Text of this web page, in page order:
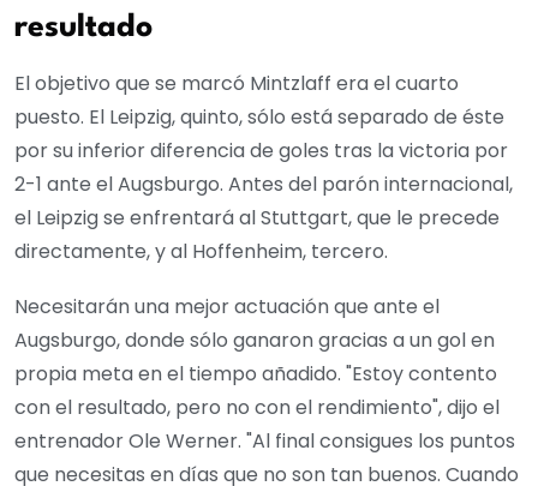
resultado
El objetivo que se marcó Mintzlaff era el cuarto
puesto. El Leipzig, quinto, sólo está separado de éste
por su inferior diferencia de goles tras la victoria por
2-1 ante el Augsburgo. Antes del parón internacional,
el Leipzig se enfrentará al Stuttgart, que le precede
directamente, y al Hoffenheim, tercero.
Necesitarán una mejor actuación que ante el
Augsburgo, donde sólo ganaron gracias a un gol en
propia meta en el tiempo añadido. "Estoy contento
con el resultado, pero no con el rendimiento", dijo el
entrenador Ole Werner. "Al final consigues los puntos
que necesitas en días que no son tan buenos. Cuando